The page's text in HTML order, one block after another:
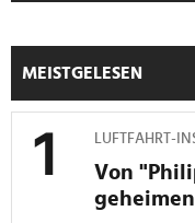
MEISTGELESEN
LUFTFAHRT-
Von